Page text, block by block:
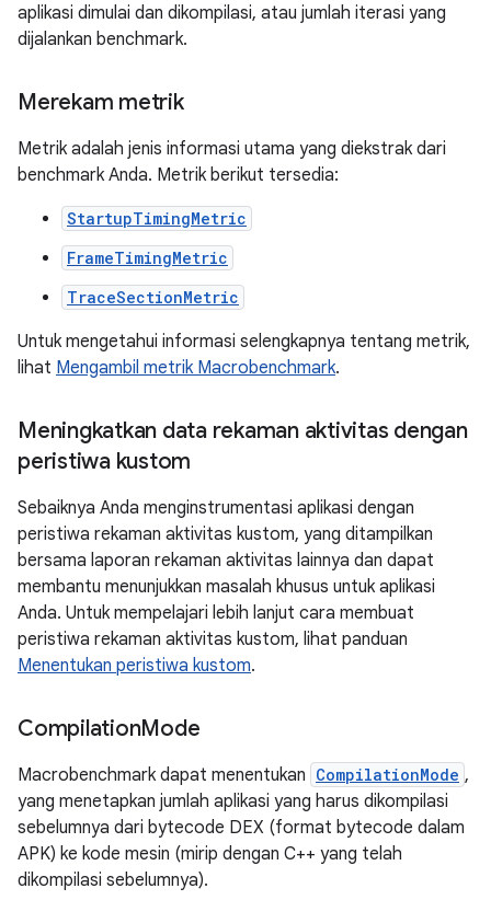
aplikasi dimulai dan dikompilasi, atau jumlah iterasi yang
dijalankan benchmark.
Merekam metrik
Metrik adalah jenis informasi utama yang diekstrak dari
benchmark Anda. Metrik berikut tersedia:
StartupTimingMetric
FrameTimingMetric
TraceSectionMetric
Untuk mengetahui informasi selengkapnya tentang metrik,
lihat Mengambil metrik Macrobenchmark.
Meningkatkan data rekaman aktivitas dengan
peristiwa kustom
Sebaiknya Anda menginstrumentasi aplikasi dengan
peristiwa rekaman aktivitas kustom, yang ditampilkan
bersama laporan rekaman aktivitas lainnya dan dapat
membantu menunjukkan masalah khusus untuk aplikasi
Anda. Untuk mempelajari lebih lanjut cara membuat
peristiwa rekaman aktivitas kustom, lihat panduan
Menentukan peristiwa kustom.
CompilationMode
Macrobenchmark dapat menentukan CompilationMode ,
yang menetapkan jumlah aplikasi yang harus dikompilasi
sebelumnya dari bytecode DEX (format bytecode dalam
APK) ke kode mesin (mirip dengan C++ yang telah
dikompilasi sebelumnya).